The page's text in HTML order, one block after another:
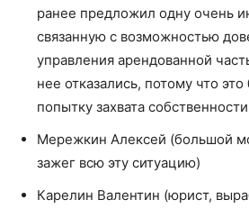
ранее предложил одну очень
связанную с возможностью
управления арендованной
нее отказались, потому что
попытку захвата
Мережкин Алексей (большой
зажег всю эту ситуацию)
Карелин Валентин (юрист,